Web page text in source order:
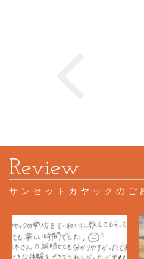
サンセットカヤックのご